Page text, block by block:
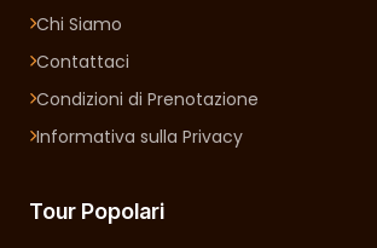
Chi Siamo
Contattaci
Condizioni di Prenotazione
Informativa sulla Privacy
Tour Popolari